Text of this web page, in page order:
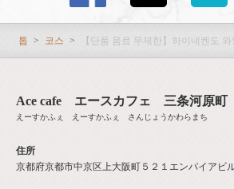
톱 코스 【단품 음료 무제한】하이네켄도
Ace cafe エースカフェ 三条河原町
えーすかふぇ えーすかふぇ さんじょうかわらまち
住所
京都府京都市中京区上大阪町５２１エンパイアビ